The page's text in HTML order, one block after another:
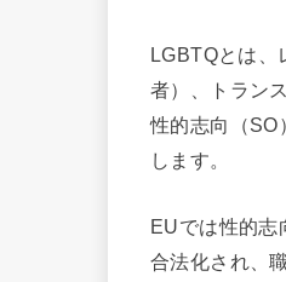
LGBTQとは、
者）、トラン
性的志向（SO
します。
EUでは性的志
合法化され、